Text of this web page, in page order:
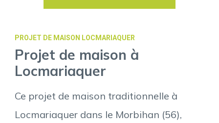
PROJET DE MAISON LOCMARIAQUER
Projet de maison à
Locmariaquer
Ce projet de maison traditionnelle à
Locmariaquer dans le Morbihan (56),